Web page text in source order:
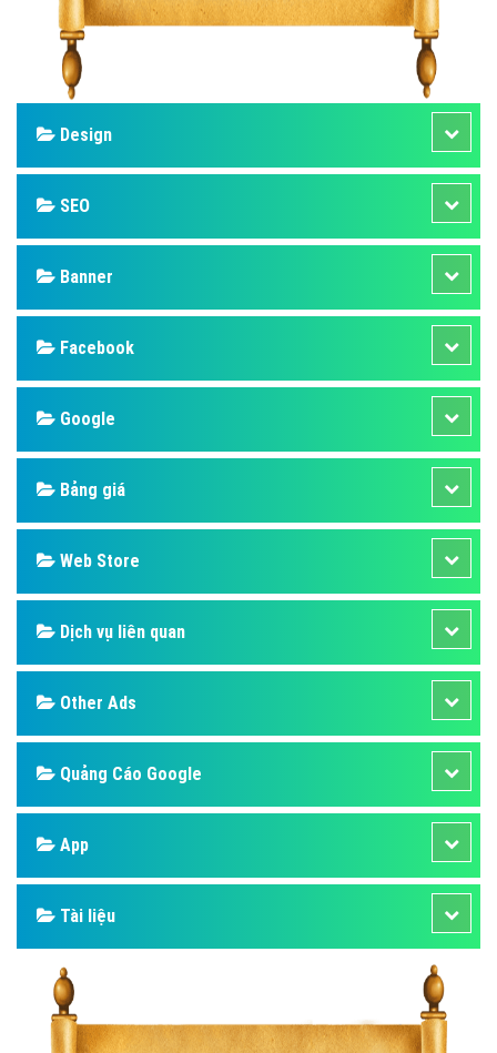
Design
SEO
Banner
Facebook
Google
Bảng giá
Web Store
Dịch vụ liên quan
Other Ads
Quảng Cáo Google
App
Tài liệu